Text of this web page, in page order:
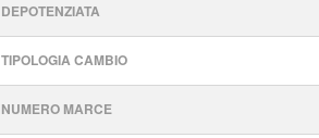
DEPOTENZIATA
TIPOLOGIA CAMBIO
NUMERO MARCE